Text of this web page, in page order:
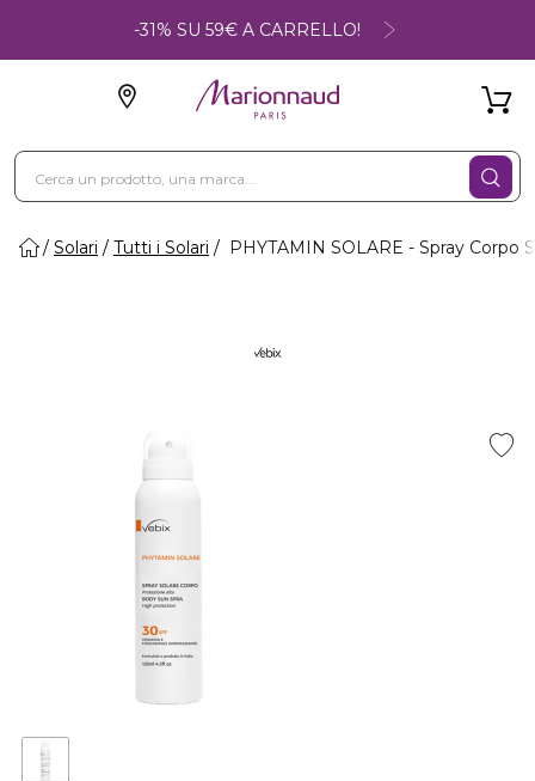
-31% SU 59€ A CARRELLO!
Solari Tutti i Solari PHYTAMIN SOLARE - Spray Corpo